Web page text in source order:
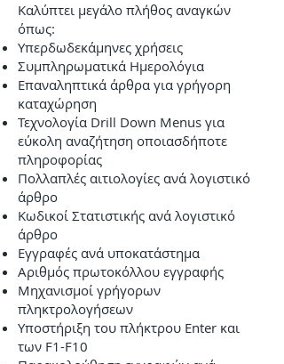
Καλύπτει μεγάλο πλήθος αναγκών
όπως:
Υπερδωδεκάμηνες χρήσεις
Συμπληρωματικά Ημερολόγια
Επαναληπτικά άρθρα για γρήγορη
καταχώρηση
Τεχνολογία Drill Down Menus για
εύκολη αναζήτηση οποιασδήποτε
πληροφορίας
Πολλαπλές αιτιολογίες ανά λογιστικό
άρθρο
Κωδικοί Στατιστικής ανά λογιστικό
άρθρο
Εγγραφές ανά υποκατάστημα
Αριθμός πρωτοκόλλου εγγραφής
Μηχανισμοί γρήγορων
πληκτρολογήσεων
Υποστήριξη του πλήκτρου Enter και
των F1-F10